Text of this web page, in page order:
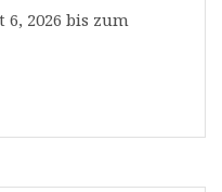
2026 bis zum